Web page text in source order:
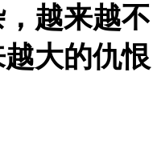
越来越不
大的仇恨